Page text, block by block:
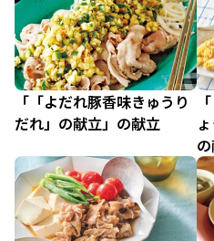
「「よだれ豚香味きゅうり
だれ」の献立」の献立